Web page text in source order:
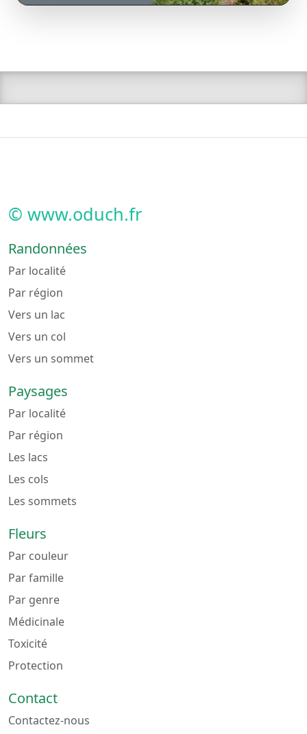
© www.oduch.fr
Randonnées
Par localité
Par région
Vers un lac
Vers un col
Vers un sommet
Paysages
Par localité
Par région
Les lacs
Les cols
Les sommets
Fleurs
Par couleur
Par famille
Par genre
Médicinale
Toxicité
Protection
Contact
Contactez-nous